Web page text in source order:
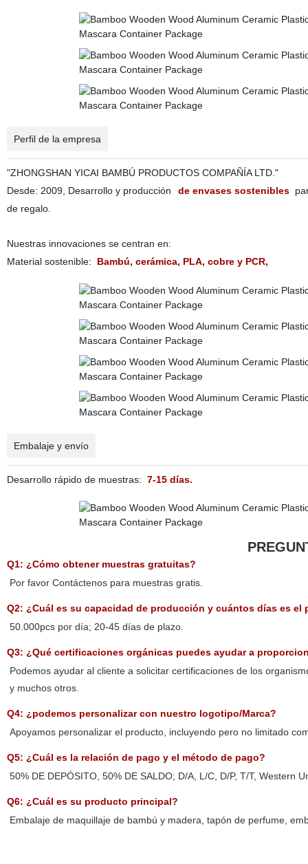
Perfil de la empresa
"ZHONGSHAN YICAI BAMBÚ PRODUCTOS COMPAÑÍA LTD."
Desde: 2009, Desarrollo y producción
de envases sostenibles
de regalo.
Nuestras innovaciones se centran en:
Material sostenible:
Bambú, cerámica, PLA, cobre y PCR,
Embalaje y envío
Desarrollo rápido de muestras: 7-15 días.
Q1: ¿Cómo obtener muestras gratuitas?
Por favor Contáctenos para muestras gratis.
Q2: ¿Cuál es su capacidad de producción y cuántos días es el
50.000pcs por día; 20-45 días de plazo.
Q3: ¿Qué certificaciones orgánicas puedes ayudar a
Podemos ayudar al cliente a solicitar certificaciones de los
y muchos otros.
Q4: ¿podemos personalizar con nuestro logotipo/Marca?
Apoyamos personalizar el producto, incluyendo pero no limitado
Q5: ¿Cuál es la relación de pago y el método de pago?
50% DE DEPÓSITO, 50% DE SALDO; D/A, L/C, D/P, T/T, Western
Q6: ¿Cuál es su producto principal?
Embalaje de maquillaje de bambú y madera, tapón de perfume,